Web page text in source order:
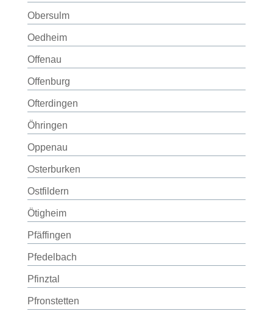
Obersulm
Oedheim
Offenau
Offenburg
Ofterdingen
Öhringen
Oppenau
Osterburken
Ostfildern
Ötigheim
Pfäffingen
Pfedelbach
Pfinztal
Pfronstetten